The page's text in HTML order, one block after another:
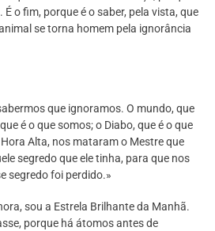
É o fim, porque é o saber, pela vista, que
se torna homem pela ignorância
que ignoramos. O mundo, que
é o que somos; o Diabo, que é o que
Alta, nos mataram o Mestre que
segredo que ele tinha, para que nos
segredo foi perdido.»
sou a Estrela Brilhante da Manhã.
porque há átomos antes de